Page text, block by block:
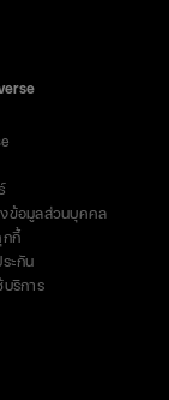
ข้อมูลส่วนบุคคล
กกี้
ะกัน
บริการ